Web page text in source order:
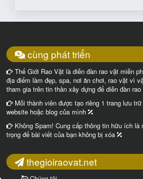
cùng phát triển
Thế Giới Rao Vặt là diễn đàn rao vặt miễn
địa điểm làm đẹp, spa, nơi ăn chơi, rao vặt vì
tham gia trên tin thần xây dựng để diễn đàn
Mỗi thành viên được tạo riêng 1 trang lưu
website hoặc blog của mình
Không Spam! Cung cấp thông tin hữu ích là
trọng để bài viết của bạn không bị xóa
thegioiraovat.net